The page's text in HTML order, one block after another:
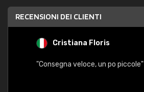
RECENSIONI DEI CLIENTI
Cristiana Floris
"Consegna veloce, un po piccole"